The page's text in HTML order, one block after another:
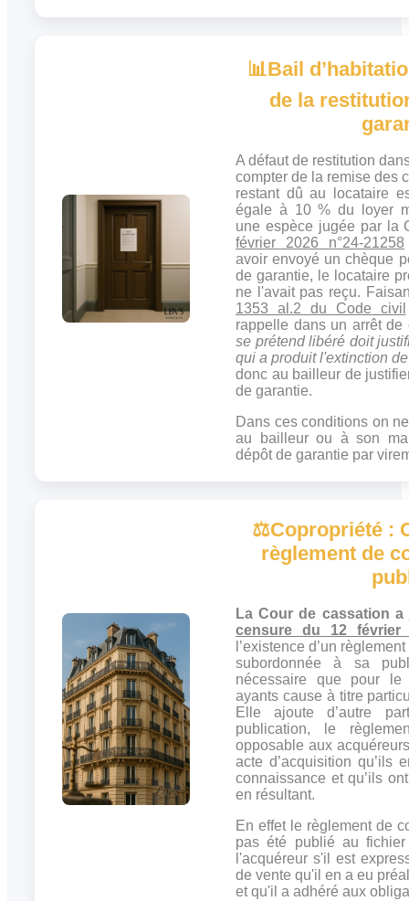
📊Bail
de la
A défaut de restitution
compter de la remise des
restant dû au locataire
égale à 10 % du loyer
une espèce jugée par la
février 2026 n°24-21258
avoir envoyé un chèque
de garantie, le locataire
ne l'avait pas reçu.
1353 al.2 du Code civil
rappelle dans un arrêt
se prétend libéré doit
qui a produit l'extinction
donc au bailleur de
de garantie.
Dans ces conditions on
au bailleur ou à son
dépôt de garantie par
⚖️Copropriété :
règlement de
La Cour de cassation
censure du 12 février
l’existence d’un
subordonnée à sa
nécessaire que pour le
ayants cause à titre
Elle ajoute d’autre
publication, le
opposable aux
acte d’acquisition qu’ils
connaissance et qu’ils
en résultant.
En effet le règlement de
pas été publié au
l'acquéreur s'il est
de vente qu'il en a eu
et qu'il a adhéré aux